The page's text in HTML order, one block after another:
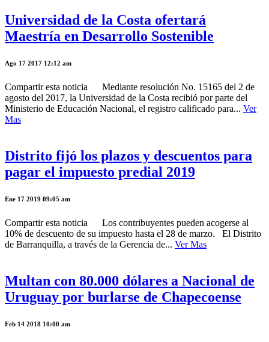
Universidad de la Costa ofertará
Maestría en Desarrollo Sostenible
Ago 17 2017 12:12 am
Compartir esta noticia Mediante resolución No. 15165 del 2 de
agosto del 2017, la Universidad de la Costa recibió por parte del
Ministerio de Educación Nacional, el registro calificado para... Ver
Mas
Distrito fijó los plazos y descuentos para
pagar el impuesto predial 2019
Ene 17 2019 09:05 am
Compartir esta noticia Los contribuyentes pueden acogerse al
10% de descuento de su impuesto hasta el 28 de marzo. El Distrito
de Barranquilla, a través de la Gerencia de... Ver Mas
Multan con 80.000 dólares a Nacional de
Uruguay por burlarse de Chapecoense
Feb 14 2018 10:00 am